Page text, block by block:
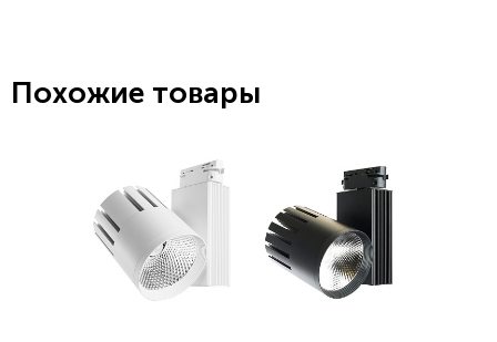
Похожие товары